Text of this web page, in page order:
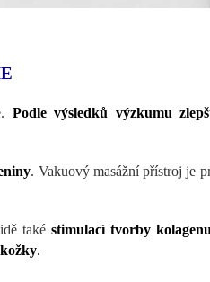
Podle výsledků výzkumu
. Vakuový masážní přístroj je
také stimulací tvorby
.